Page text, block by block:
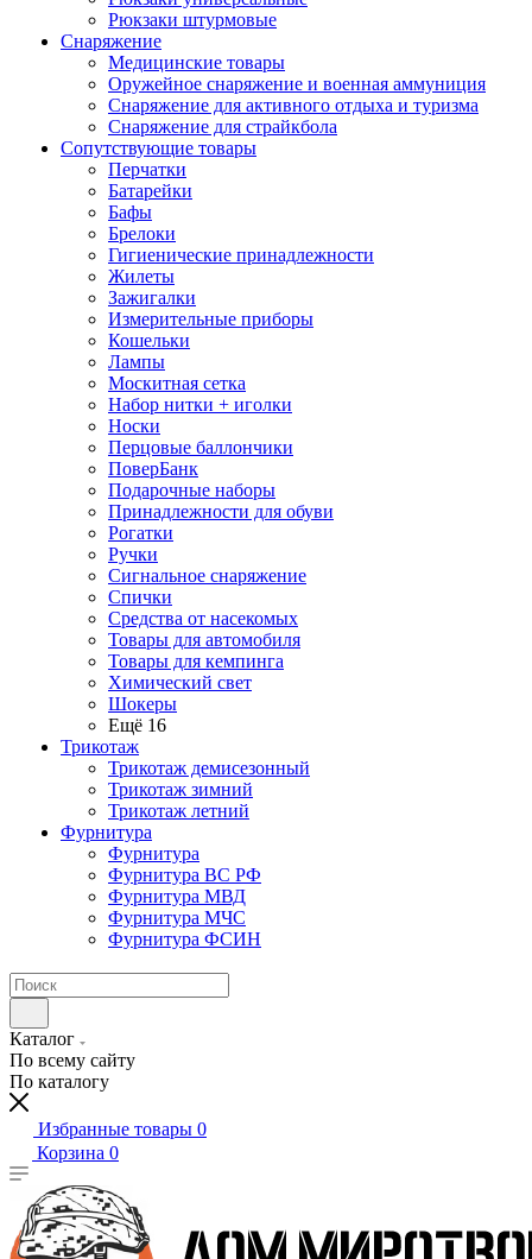
Рюкзаки штурмовые
Снаряжение
Медицинские товары
Оружейное снаряжение и военная аммуниция
Снаряжение для активного отдыха и туризма
Снаряжение для страйкбола
Сопутствующие товары
Перчатки
Батарейки
Бафы
Брелоки
Гигиенические принадлежности
Жилеты
Зажигалки
Измерительные приборы
Кошельки
Лампы
Москитная сетка
Набор нитки + иголки
Носки
Перцовые баллончики
ПоверБанк
Подарочные наборы
Принадлежности для обуви
Рогатки
Ручки
Сигнальное снаряжение
Спички
Средства от насекомых
Товары для автомобиля
Товары для кемпинга
Химический свет
Шокеры
Ещё 16
Трикотаж
Трикотаж демисезонный
Трикотаж зимний
Трикотаж летний
Фурнитура
Фурнитура
Фурнитура ВС РФ
Фурнитура МВД
Фурнитура МЧС
Фурнитура ФСИН
Каталог
По всему сайту
По каталогу
Избранные товары 0
Корзина 0